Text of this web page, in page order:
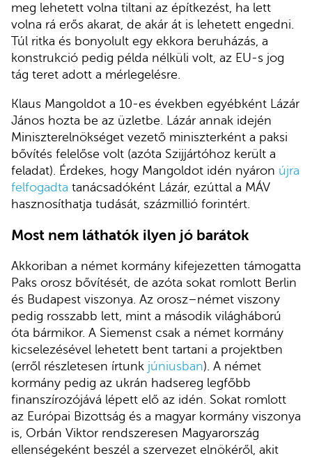
meg lehetett volna tiltani az építkezést, ha lett
volna rá erős akarat, de akár át is lehetett engedni.
Túl ritka és bonyolult egy ekkora beruházás, a
konstrukció pedig példa nélküli volt, az EU-s jog
tág teret adott a mérlegelésre.
Klaus Mangoldot a 10-es években egyébként Lázár
János hozta be az üzletbe. Lázár annak idején
Miniszterelnökséget vezető miniszterként a paksi
bővítés felelőse volt (azóta Szijjártóhoz került a
feladat). Érdekes, hogy Mangoldot idén nyáron újra
felfogadta tanácsadóként Lázár, ezúttal a MÁV
hasznosíthatja tudását, százmillió forintért.
Most nem láthatók ilyen jó barátok
Akkoriban a német kormány kifejezetten támogatta
Paks orosz bővítését, de azóta sokat romlott Berlin
és Budapest viszonya. Az orosz–német viszony
pedig rosszabb lett, mint a második világháború
óta bármikor. A Siemenst csak a német kormány
kicselezésével lehetett bent tartani a projektben
(erről részletesen írtunk júniusban). A német
kormány pedig az ukrán hadsereg legfőbb
finanszírozójává lépett elő az idén. Sokat romlott
az Európai Bizottság és a magyar kormány viszonya
is, Orbán Viktor rendszeresen Magyarország
ellenségeként beszél a szervezet elnökéről, akit